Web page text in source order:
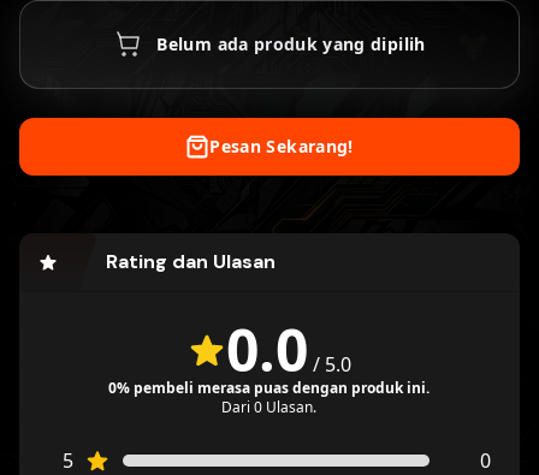
Belum ada produk yang dipilih
Pesan Sekarang!
Rating dan Ulasan
0.0 / 5.0
0% pembeli merasa puas dengan produk ini.
Dari 0 Ulasan.
5
0